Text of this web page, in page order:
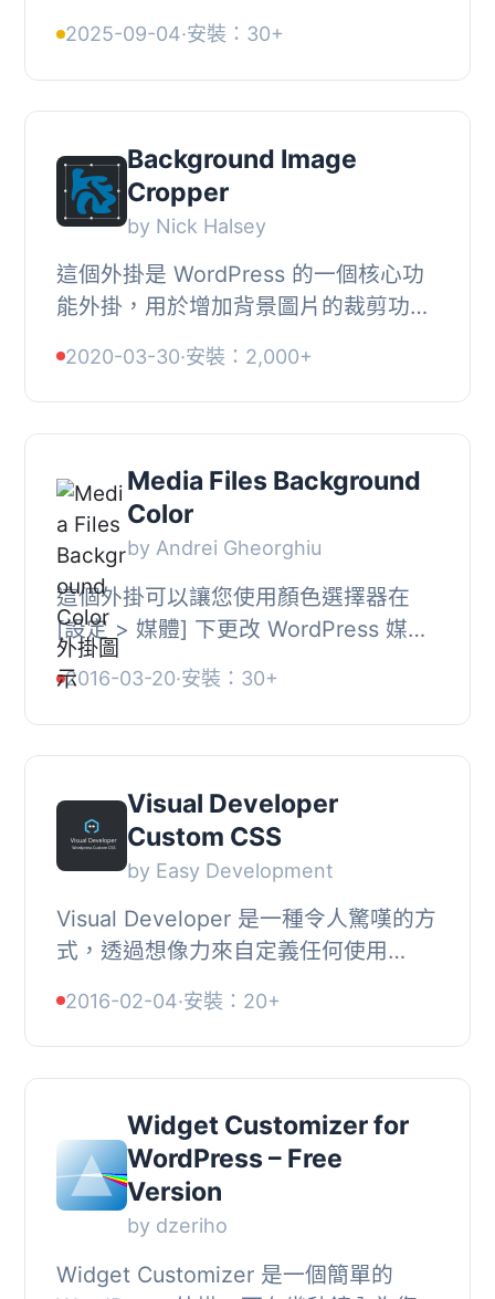
訊，請造訪 schwarttzy.com。, 具備的
功能包括：, , 即將...
2025-09-04·安裝：30+
Background Image
Cropper
by Nick Halsey
這個外掛是 WordPress 的一個核心功
能外掛，用於增加背景圖片的裁剪功
於這個特定功能，實現相當簡單，但現
在它作為一個外...
2020-03-30·安裝：2,000+
Media Files Background
Color
by Andrei Gheorghiu
這個外掛可以讓您使用顏色選擇器在
[設定 > 媒體] 下更改 WordPress 媒體
檔案的預設背景顏色 (#f8f8f8)。當使
用白色媒體檔案在透明背景上時，特別
有用。, ...
2016-03-20·安裝：30+
Visual Developer
Custom CSS
by Easy Development
Visual Developer 是一種令人驚嘆的方
式，透過想像力來自定義任何使用
到所有的內容，節省開發時間，可能會
讓你自定義一...
2016-02-04·安裝：20+
Widget Customizer for
WordPress – Free
Version
by dzeriho
Widget Customizer 是一個簡單的